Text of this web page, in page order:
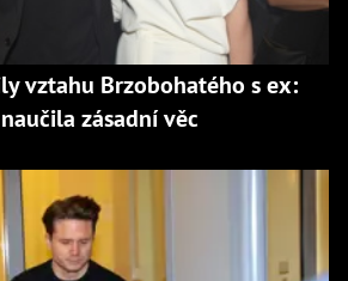
vztahu Brzobohatého s ex:
zásadní věc